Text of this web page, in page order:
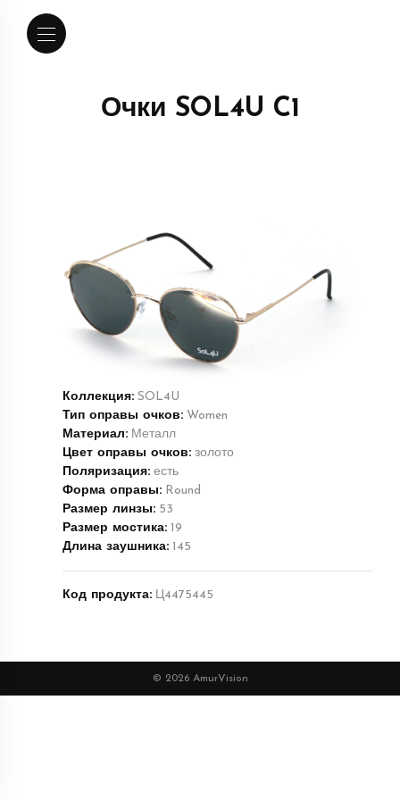
Очки SOL4U C1
Коллекция: SOL4U
Тип оправы очков: Women
Материал: Металл
Цвет оправы очков: золото
Поляризация: есть
Форма оправы: Round
Размер линзы: 53
Размер мостика: 19
Длина заушника: 145
Код продукта: Ц4475445
© 2026 AmurVision